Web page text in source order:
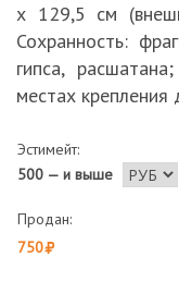
х 129,5 см
Сохранность:
гипса,
местах крепления
Эстимейт:
500 — и выше
Продан:
750